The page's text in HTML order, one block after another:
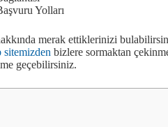
Yolları
merak ettiklerinizi
sitemizden bizlere sormaktan
geçebilirsiniz.